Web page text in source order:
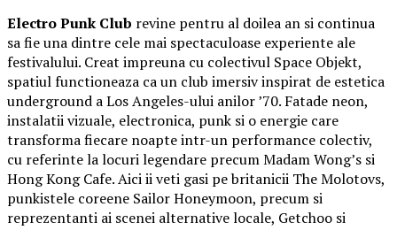
Electro Punk Club revine pentru al doilea an si continua
sa fie una dintre cele mai spectaculoase experiente ale
festivalului. Creat impreuna cu colectivul Space Objekt,
spatiul functioneaza ca un club imersiv inspirat de estetica
underground a Los Angeles-ului anilor ’70. Fatade neon,
instalatii vizuale, electronica, punk si o energie care
transforma fiecare noapte intr-un performance colectiv,
cu referinte la locuri legendare precum Madam Wong’s si
Hong Kong Cafe. Aici ii veti gasi pe britanicii The Molotovs,
punkistele coreene Sailor Honeymoon, precum si
reprezentanti ai scenei alternative locale, Getchoo si